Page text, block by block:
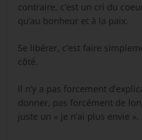
contraire, c’est un cri du
qu’au bonheur et à la paix.
Se libérer, c’est faire
côté.
Il n’y a pas forcement
donner, pas forcément de
juste un « je n’ai plus envie ».